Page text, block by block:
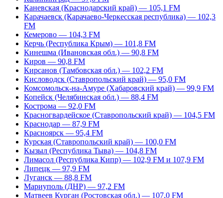
Каневская (Краснодарский край) — 105,1 FM
Карачаевск (Карачаево-Черкесская республика) — 102,3
FM
Кемерово — 104,3 FM
Керчь (Республика Крым) — 101,8 FM
Кинешма (Ивановская обл.) — 90,8 FM
Киров — 90,8 FM
Кирсанов (Тамбовская обл.) — 102,2 FM
Кисловодск (Ставропольский край) — 95,0 FM
Комсомольск-на-Амуре (Хабаровский край) — 99,9 FM
Копейск (Челябинская обл.) — 88,4 FM
Кострома — 92,0 FM
Красногвардейское (Ставропольский край) — 104,5 FM
Краснодар — 87,9 FM
Красноярск — 95,4 FM
Курская (Ставропольский край) — 100,0 FM
Кызыл (Республика Тыва) — 104,8 FM
Лимасол (Республика Кипр) — 102,9 FM и 107,9 FM
Липецк — 97,9 FM
Луганск — 88,8 FM
Мариуполь (ДНР) — 97,2 FM
Матвеев Курган (Ростовская обл.) — 107,0 FM